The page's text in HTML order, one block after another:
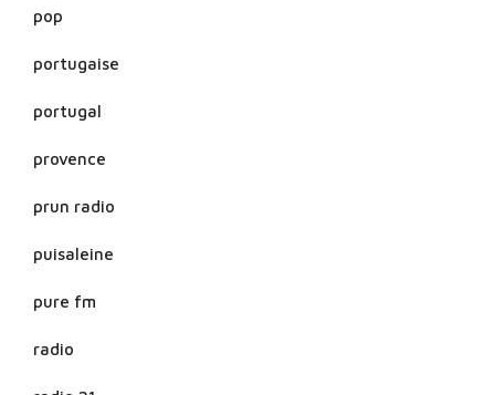
pop
portugaise
portugal
provence
prun radio
puisaleine
pure fm
radio